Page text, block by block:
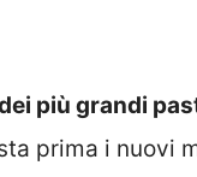
più grandi
prima i nuovi